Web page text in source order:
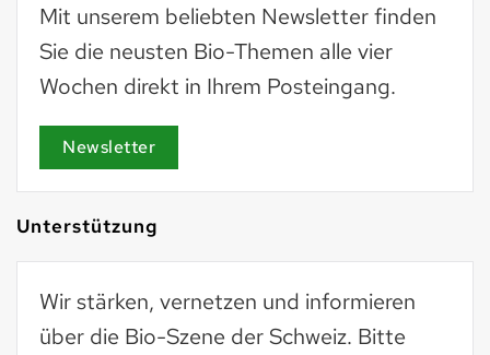
Mit unserem beliebten Newsletter finden
Sie die neusten Bio-Themen alle vier
Wochen direkt in Ihrem Posteingang.
Newsletter
Unterstützung
Wir stärken, vernetzen und informieren
über die Bio-Szene der Schweiz. Bitte